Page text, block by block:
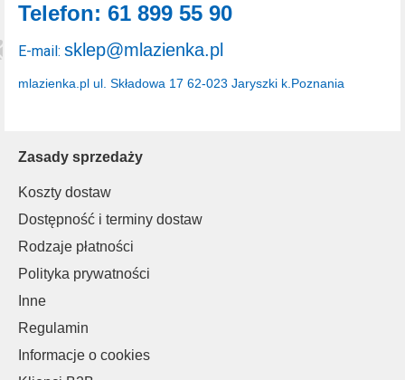
Zasady sprzedaży
Koszty dostaw
Dostępność i terminy dostaw
Rodzaje płatności
Polityka prywatności
Inne
Regulamin
Informacje o cookies
mlazienka.pl ul. Składowa 17 62-023 Jaryszki k.Poznania
Telefon: 61 899 55 90
E-mail: sklep@mlazienka.pl